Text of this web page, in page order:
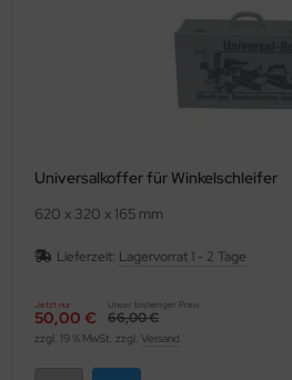
Universalkoffer für Winkelschleifer
620 x 320 x 165 mm
Lieferzeit: Lagervorrat 1 - 2 Tage
Jetzt nur
50,00 €
Unser bisheriger Preis
66,00 €
zzgl. 19 % MwSt. zzgl. Versand